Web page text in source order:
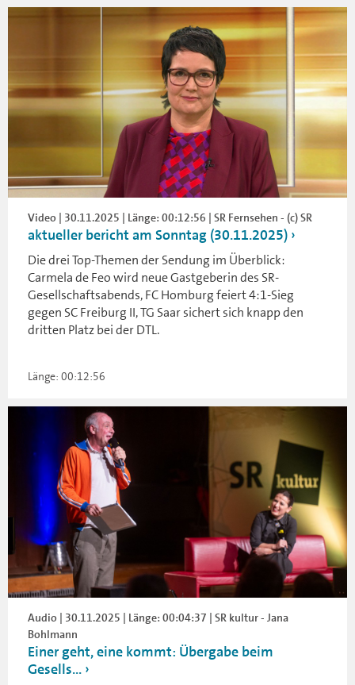
Video | 30.11.2025 | Länge: 00:12:56 | SR Fernsehen - (c) SR
aktueller bericht am Sonntag (30.11.2025)
Die drei Top-Themen der Sendung im Überblick:
Carmela de Feo wird neue Gastgeberin des SR-
Gesellschaftsabends, FC Homburg feiert 4:1-Sieg
gegen SC Freiburg II, TG Saar sichert sich knapp den
dritten Platz bei der DTL.
Länge: 00:12:56
Audio | 30.11.2025 | Länge: 00:04:37 | SR kultur - Jana
Bohlmann
Einer geht, eine kommt: Übergabe beim
Gesells...